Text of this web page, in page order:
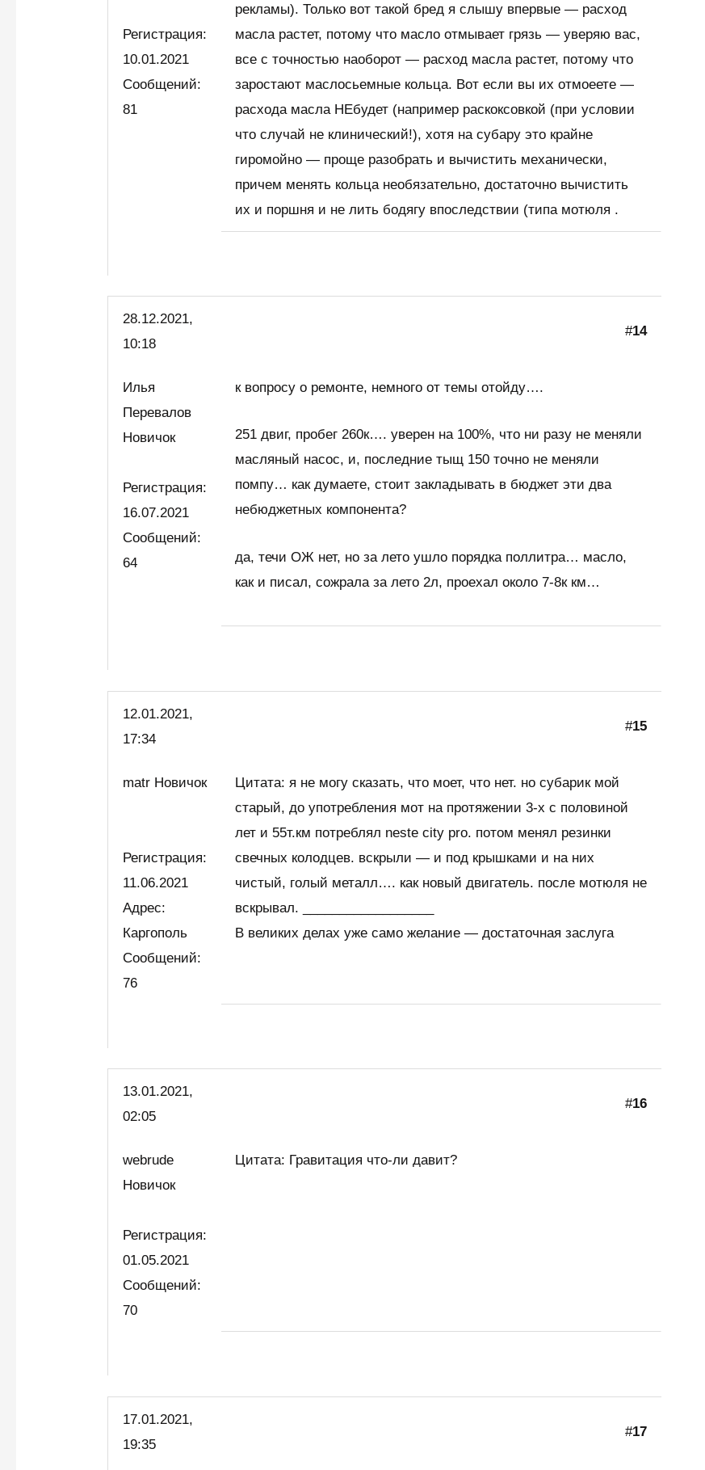
Регистрация:
10.01.2021
Сообщений:
81
рекламы). Только вот такой бред я слышу впервые — расход
масла растет, потому что масло отмывает грязь — уверяю вас,
все с точностью наоборот — расход масла растет, потому что
заростают маслосьемные кольца. Вот если вы их отмоеете —
расхода масла НЕбудет (например раскоксовкой (при условии
что случай не клинический!), хотя на субару это крайне
гиромойно — проще разобрать и вычистить механически,
причем менять кольца необязательно, достаточно вычистить
их и поршня и не лить бодягу впоследствии (типа мотюля .
28.12.2021,
10:18
#14
Илья
Перевалов
Новичок
Регистрация:
16.07.2021
Сообщений:
64
к вопросу о ремонте, немного от темы отойду….
251 двиг, пробег 260к…. уверен на 100%, что ни разу не меняли
масляный насос, и, последние тыщ 150 точно не меняли
помпу… как думаете, стоит закладывать в бюджет эти два
небюджетных компонента?
да, течи ОЖ нет, но за лето ушло порядка поллитра… масло,
как и писал, сожрала за лето 2л, проехал около 7-8к км…
12.01.2021,
17:34
#15
matr Новичок
Регистрация:
11.06.2021
Адрес:
Каргополь
Сообщений:
76
Цитата: я не могу сказать, что моет, что нет. но субарик мой
старый, до употребления мот на протяжении 3-х с половиной
лет и 55т.км потреблял neste city pro. потом менял резинки
свечных колодцев. вскрыли — и под крышками и на них
чистый, голый металл…. как новый двигатель. после мотюля не
вскрывал. __________________
В великих делах уже само желание — достаточная заслуга
13.01.2021,
02:05
#16
webrude
Новичок
Регистрация:
01.05.2021
Сообщений:
70
Цитата: Гравитация что-ли давит?
17.01.2021,
19:35
#17